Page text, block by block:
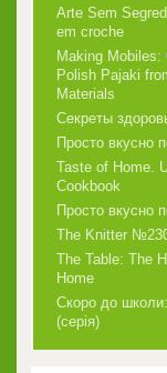
Arte Sem
em croche
Making Mobiles:
Polish Pajaki
Materials
Секреты
Просто вкусно
Taste of Home.
Cookbook
Просто вкусно
The Knitter
The Table: The
Home
Скоро до
(серія)